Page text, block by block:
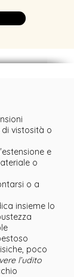
vistosità o
e
o
o a
insieme lo
poco
l’udito